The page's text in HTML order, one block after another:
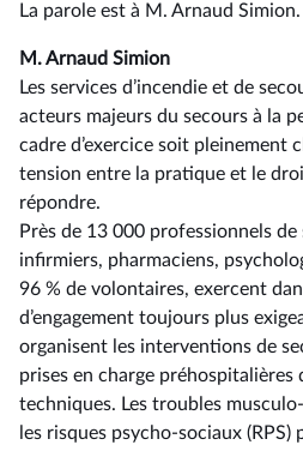
La parole est à M. Arnaud Simion.
M. Arnaud Simion
Les services d’incendie et de
acteurs majeurs du secours à la
cadre d’exercice soit pleinement
tension entre la pratique et le
répondre.
Près de 13 000 professionnels de
infirmiers, pharmaciens,
96 % de volontaires, exercent
d’engagement toujours plus
organisent les interventions de
prises en charge préhospitalières
techniques. Les troubles
les risques psycho-sociaux (RPS)